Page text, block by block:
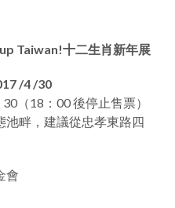
Taiwan!十二生肖新年展
/4 /30
（18：00 後停止售票）
池畔，建議從忠孝東路四
會